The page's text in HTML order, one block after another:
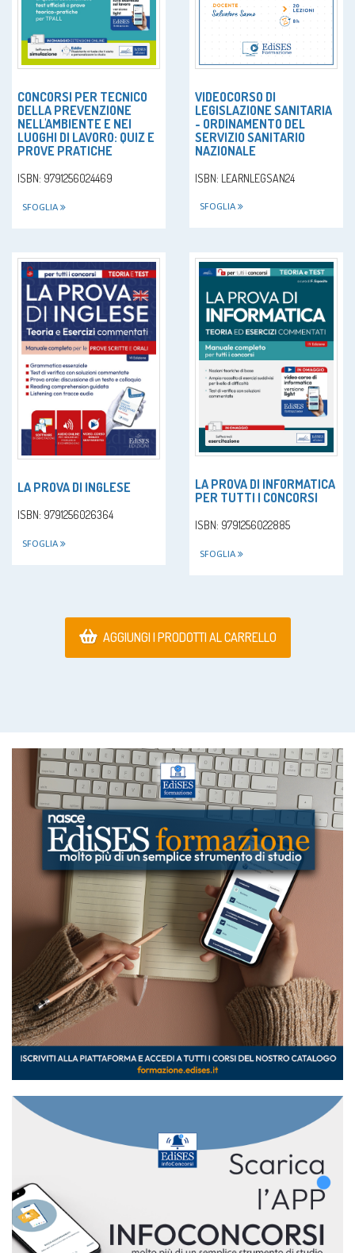
CONCORSI PER TECNICO
DELLA PREVENZIONE
NELL'AMBIENTE E NEI
LUOGHI DI LAVORO: QUIZ E
PROVE PRATICHE
ISBN: 9791256024469
SFOGLIA
VIDEOCORSO DI
LEGISLAZIONE SANITARIA
- ORDINAMENTO DEL
SERVIZIO SANITARIO
NAZIONALE
ISBN: LEARNLEGSAN24
SFOGLIA
LA PROVA DI INGLESE
ISBN: 9791256026364
SFOGLIA
LA PROVA DI INFORMATICA
PER TUTTI I CONCORSI
ISBN: 9791256022885
SFOGLIA
AGGIUNGI I PRODOTTI AL CARRELLO